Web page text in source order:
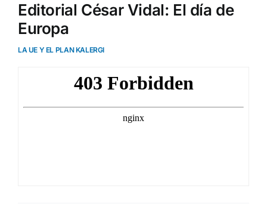
Editorial César Vidal: El día de
Europa
LA UE Y EL PLAN KALERGI